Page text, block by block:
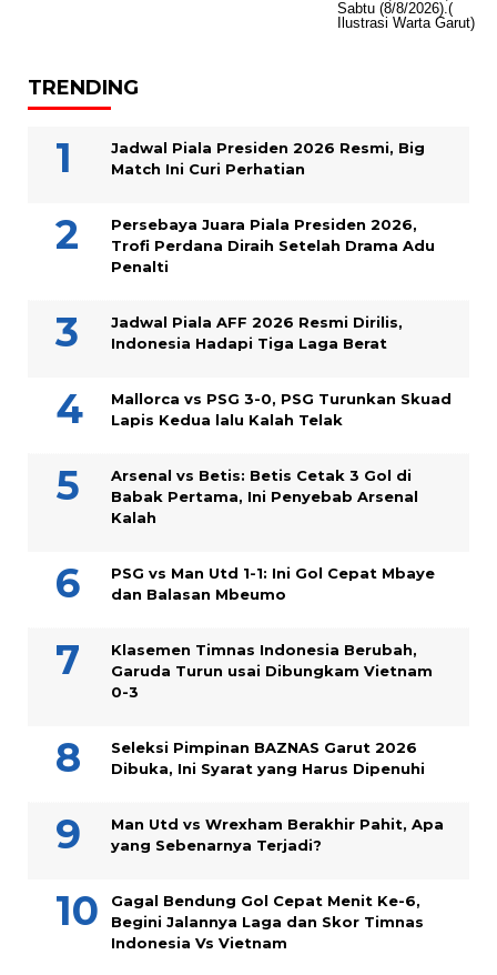
TRENDING
Jadwal Piala Presiden 2026 Resmi, Big
Match Ini Curi Perhatian
Persebaya Juara Piala Presiden 2026,
Trofi Perdana Diraih Setelah Drama Adu
Penalti
Jadwal Piala AFF 2026 Resmi Dirilis,
Indonesia Hadapi Tiga Laga Berat
Mallorca vs PSG 3-0, PSG Turunkan Skuad
Lapis Kedua lalu Kalah Telak
Arsenal vs Betis: Betis Cetak 3 Gol di
Babak Pertama, Ini Penyebab Arsenal
Kalah
PSG vs Man Utd 1-1: Ini Gol Cepat Mbaye
dan Balasan Mbeumo
Klasemen Timnas Indonesia Berubah,
Garuda Turun usai Dibungkam Vietnam
0-3
Seleksi Pimpinan BAZNAS Garut 2026
Dibuka, Ini Syarat yang Harus Dipenuhi
Man Utd vs Wrexham Berakhir Pahit, Apa
yang Sebenarnya Terjadi?
Gagal Bendung Gol Cepat Menit Ke-6,
Begini Jalannya Laga dan Skor Timnas
Indonesia Vs Vietnam